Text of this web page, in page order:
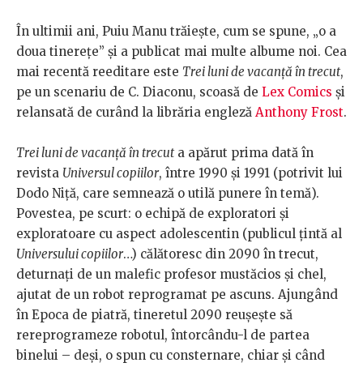
În ultimii ani, Puiu Manu trăiește, cum se spune, „o a
doua tinerețe” și a publicat mai multe albume noi. Cea
mai recentă reeditare este Trei luni de vacanță în trecut,
pe un scenariu de C. Diaconu, scoasă de Lex Comics și
relansată de curând la librăria engleză Anthony Frost.
Trei luni de vacanță în trecuta apărut prima dată în
revista Universul copiilor, între 1990 și 1991 (potrivit lui
Dodo Niță, care semnează o utilă punere în temă).
Povestea, pe scurt: o echipă de exploratori și
exploratoare cu aspect adolescentin (publicul țintă al
Universului copiilor…) călătoresc din 2090 în trecut,
deturnați de un malefic profesor mustăcios și chel,
ajutat de un robot reprogramat pe ascuns. Ajungând
în Epoca de piatră, tineretul 2090 reușește să
rereprogrameze robotul, întorcându-l de partea
binelui – deși, o spun cu consternare, chiar și când